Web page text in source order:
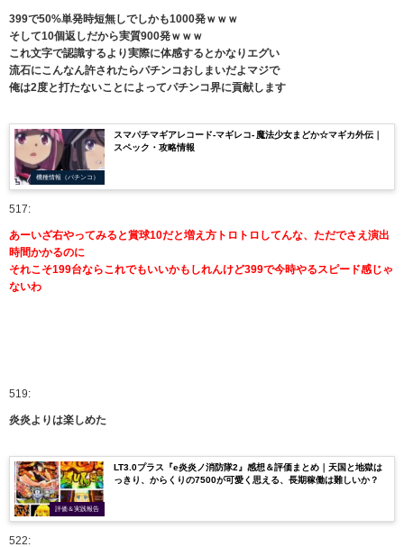
399で50%単発時短無しでしかも1000発ｗｗｗ
そして10個返しだから実質900発ｗｗｗ
これ文字で認識するより実際に体感するとかなりエグい
流石にこんなん許されたらパチンコおしまいだよマジで
俺は2度と打たないことによってパチンコ界に貢献します
機種情報（パチンコ）
スマパチマギアレコード-マギレコ- 魔法少女まどか☆マギカ外伝｜
スペック・攻略情報
517:
あーいざ右やってみると賞球10だと増え方トロトロしてんな、ただでさえ演出
時間かかるのに
それこそ199台ならこれでもいいかもしれんけど399で今時やるスピード感じゃ
ないわ
519:
炎炎よりは楽しめた
評価＆実践報告
LT3.0プラス『e炎炎ノ消防隊2』感想＆評価まとめ｜天国と地獄は
っきり、からくりの7500が可愛く思える、長期稼働は難しいか？
522: